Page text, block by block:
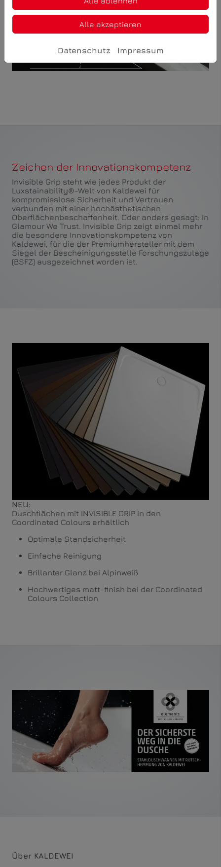
Zeichen der Innovationskompetenz
Invisible Grip steht wie jedes Produkt der
Luxstainability®-Welt von Kaldewei für
kompromisslose Sicherheit und Vertrauen
verbunden mit einer hochästhetischen
Oberflächenbeschaffenheit. Oder anders gesagt: In
Glamour We Trust. Invisible Grip zeigt einmal mehr
die besondere Innovationskompetenz von
Kaldewei, für die der Premiumhersteller mit dem
Siegel der Bescheinigungsstelle Forschungszulage
(BSFZ) ausgezeichnet worden ist.
NEU:
Duschflächen mit INVISIBLE GRIP in den
Coordinated Colours erhältlich
Optimale Standsicherheit
Einfache Reinigung
Brillanter Glanz bei Alpinweiß
Hochwertiges matt-finish bei der Coordinated
Colours Collection
Über KALDEWEI
Alle akzeptieren
Datenschutz Impressum